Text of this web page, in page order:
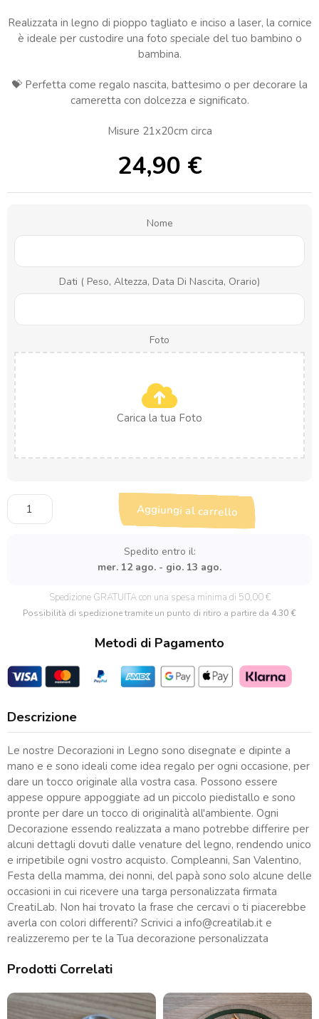
Realizzata in legno di pioppo tagliato e inciso a laser, la cornice
è ideale per custodire una foto speciale del tuo bambino o
bambina.
💝 Perfetta come regalo nascita, battesimo o per decorare la
cameretta con dolcezza e significato.
Misure 21x20cm circa
24,90 €
Nome
Dati ( Peso, Altezza, Data Di Nascita, Orario)
Foto
Carica la tua Foto
Cornice
Nascita
Aggiungi al carrello
Spedito entro il:
mer. 12 ago. - gio. 13 ago.
Spedizione GRATUITA con una spesa minima di 50,00 €
Possibilità di spedizione tramite un punto di ritiro a partire da 4.30 €
Metodi di Pagamento
Descrizione
Le nostre Decorazioni in Legno sono disegnate e dipinte a
mano e e sono ideali come idea regalo per ogni occasione, per
dare un tocco originale alla vostra casa. Possono essere
appese oppure appoggiate ad un piccolo piedistallo e sono
pronte per dare un tocco di originalità all'ambiente. Ogni
Decorazione essendo realizzata a mano potrebbe differire per
alcuni dettagli dovuti dalle venature del legno, rendendo unico
e irripetibile ogni vostro acquisto. Compleanni, San Valentino,
Festa della mamma, dei nonni, del papà sono solo alcune delle
occasioni in cui ricevere una targa personalizzata firmata
CreatiLab. Non hai trovato la frase che cercavi o ti piacerebbe
averla con colori differenti? Scrivici a info@creatilab.it e
realizzeremo per te la Tua decorazione personalizzata
Prodotti Correlati